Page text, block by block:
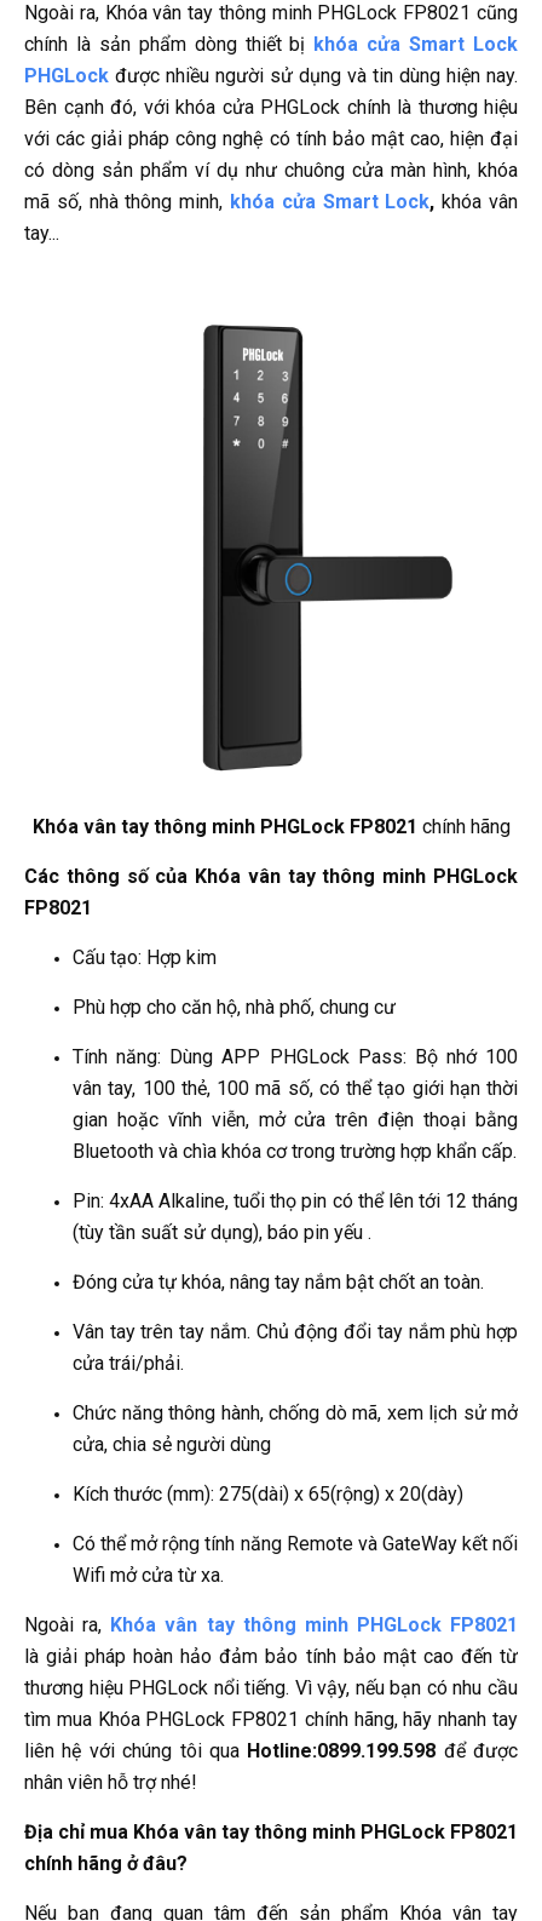
Ngoài ra, Khóa vân tay thông minh PHGLock FP8021 cũng
chính là sản phẩm dòng thiết bị khóa cửa Smart Lock
PHGLock được nhiều người sử dụng và tin dùng hiện nay.
Bên cạnh đó, với khóa cửa PHGLock chính là thương hiệu
với các giải pháp công nghệ có tính bảo mật cao, hiện đại
có dòng sản phẩm ví dụ như chuông cửa màn hình, khóa
mã số, nhà thông minh, khóa cửa Smart Lock, khóa vân
tay...
Khóa vân tay thông minh PHGLock FP8021 chính hãng
Các thông số của Khóa vân tay thông minh PHGLock
FP8021
Cấu tạo: Hợp kim
Phù hợp cho căn hộ, nhà phố, chung cư
Tính năng: Dùng APP PHGLock Pass: Bộ nhớ 100
vân tay, 100 thẻ, 100 mã số, có thể tạo giới hạn thời
gian hoặc vĩnh viễn, mở cửa trên điện thoại bằng
Bluetooth và chìa khóa cơ trong trường hợp khẩn cấp.
Pin: 4xAA Alkaline, tuổi thọ pin có thể lên tới 12 tháng
(tùy tần suất sử dụng), báo pin yếu .
Đóng cửa tự khóa, nâng tay nắm bật chốt an toàn.
Vân tay trên tay nắm. Chủ động đổi tay nắm phù hợp
cửa trái/phải.
Chức năng thông hành, chống dò mã, xem lịch sử mở
cửa, chia sẻ người dùng
Kích thước (mm): 275(dài) x 65(rộng) x 20(dày)
Có thể mở rộng tính năng Remote và GateWay kết nối
Wifi mở cửa từ xa.
Ngoài ra, Khóa vân tay thông minh PHGLock FP8021
là giải pháp hoàn hảo đảm bảo tính bảo mật cao đến từ
thương hiệu PHGLock nổi tiếng. Vì vậy, nếu bạn có nhu cầu
tìm mua Khóa PHGLock FP8021 chính hãng, hãy nhanh tay
liên hệ với chúng tôi qua Hotline:0899.199.598 để được
nhân viên hỗ trợ nhé!
Địa chỉ mua Khóa vân tay thông minh PHGLock FP8021
chính hãng ở đâu?
Nếu bạn đang quan tâm đến sản phẩm Khóa vân tay